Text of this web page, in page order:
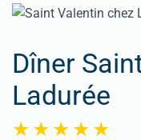
Dîner
Ladurée